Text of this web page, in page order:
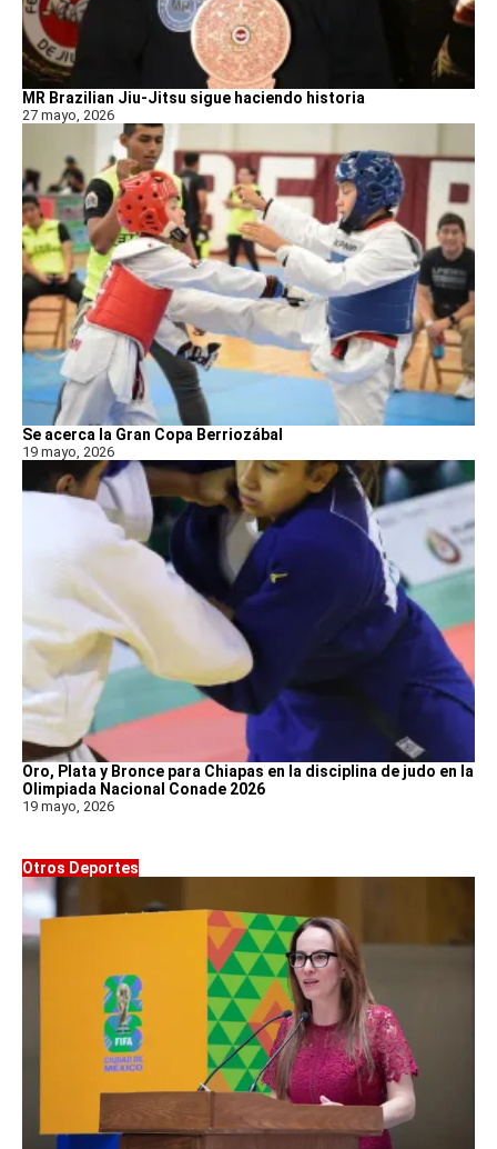
MR Brazilian Jiu-Jitsu sigue haciendo historia
27 mayo, 2026
Se acerca la Gran Copa Berriozábal
19 mayo, 2026
Oro, Plata y Bronce para Chiapas en la disciplina de judo en la
Olimpiada Nacional Conade 2026
19 mayo, 2026
Otros Deportes